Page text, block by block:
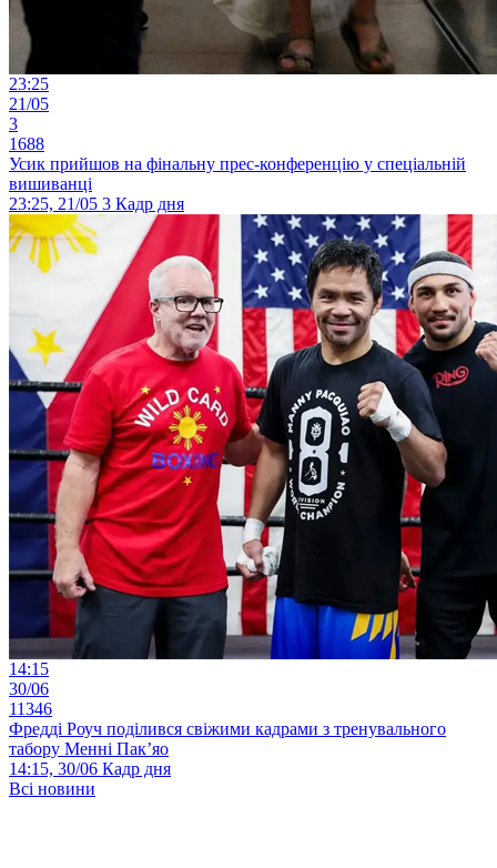
23:25
21/05
3
1688
Усик прийшов на фінальну прес-конференцію у спеціальній
вишиванці
23:25, 21/05 3 Кадр дня
14:15
30/06
11346
Фредді Роуч поділився свіжими кадрами з тренувального
табору Менні Пак’яо
14:15, 30/06 Кадр дня
Всі новини